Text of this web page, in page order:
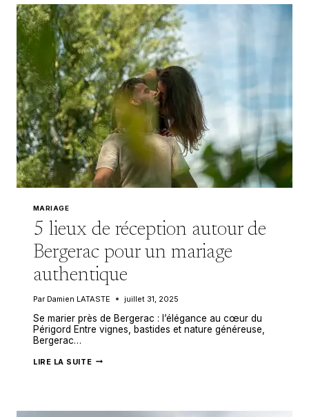
SON
MARIAGE
À
BORDEAUX
MARIAGE
5 lieux de réception autour de
Bergerac pour un mariage
authentique
Par Damien LATASTE juillet 31, 2025
Se marier près de Bergerac : l’élégance au cœur du
Périgord Entre vignes, bastides et nature généreuse,
Bergerac…
LIRE LA SUITE5
LIEUX
BERGERAC